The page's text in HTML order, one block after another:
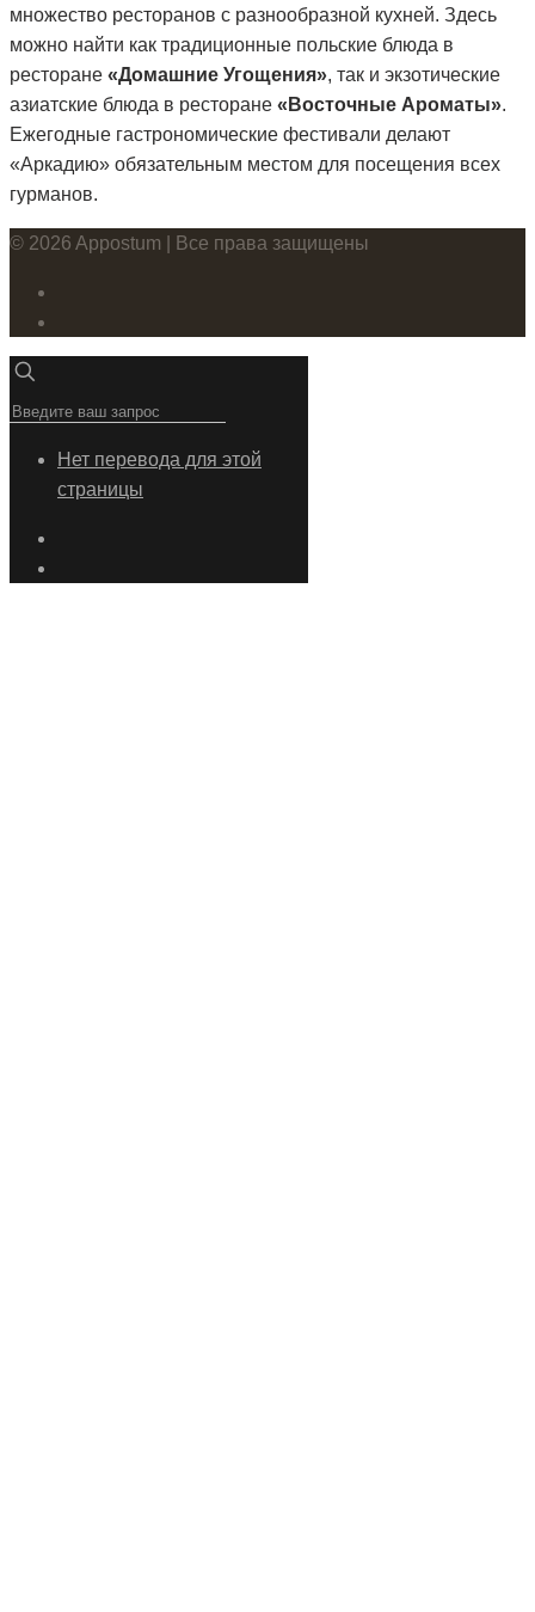
множество ресторанов с разнообразной кухней. Здесь
можно найти как традиционные польские блюда в
ресторане «Домашние Угощения», так и экзотические
азиатские блюда в ресторане «Восточные Ароматы».
Ежегодные гастрономические фестивали делают
«Аркадию» обязательным местом для посещения всех
гурманов.
© 2026 Appostum | Все права защищены
Нет перевода для этой
страницы